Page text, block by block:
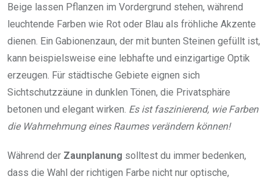
Beige lassen Pflanzen im Vordergrund stehen, während
leuchtende Farben wie Rot oder Blau als fröhliche Akzente
dienen. Ein Gabionenzaun, der mit bunten Steinen gefüllt ist,
kann beispielsweise eine lebhafte und einzigartige Optik
erzeugen. Für städtische Gebiete eignen sich
Sichtschutzzäune in dunklen Tönen, die Privatsphäre
betonen und elegant wirken. Es ist faszinierend, wie Farben
die Wahrnehmung eines Raumes verändern können!
Während der Zaunplanung solltest du immer bedenken,
dass die Wahl der richtigen Farbe nicht nur optische,